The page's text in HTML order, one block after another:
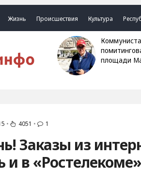
Жизнь Происшествия Культура
Коммунистам не дали
площади
• 4051 • 1
Заказы из
и в «Ростелекоме»